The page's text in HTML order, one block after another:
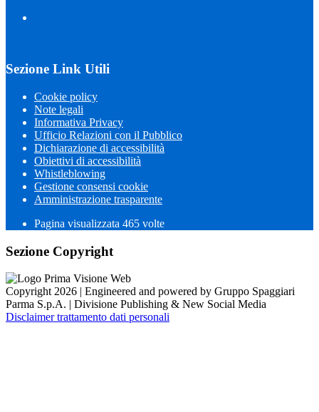
Sezione Link Utili
Cookie policy
Note legali
Informativa Privacy
Ufficio Relazioni con il Pubblico
Dichiarazione di accessibilità
Obiettivi di accessibilità
Whistleblowing
Gestione consensi cookie
Amministrazione trasparente
Pagina visualizzata 465 volte
Sezione Copyright
Copyright 2026 | Engineered and powered by Gruppo Spaggiari
Parma S.p.A. | Divisione Publishing & New Social Media
Disclaimer trattamento dati personali